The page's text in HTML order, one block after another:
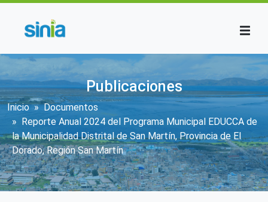
Publicaciones
Sobrescribir enlaces de ayuda a la
Inicio
Documentos
Reporte Anual 2024 del Programa Municipal EDUCCA de
la Municipalidad Distrital de San Martín, Provincia de El
Dorado, Región San Martín